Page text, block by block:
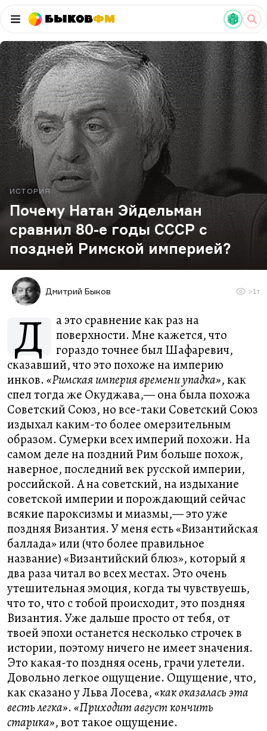
БыковФМ
ИСТОРИЯ
Почему Натан Эйдельман
сравнил 80-е годы СССР с
поздней Римской империей?
Дмитрий Быков >1т
Д
а это сравнение как раз на
поверхности. Мне кажется, что
гораздо точнее был Шафаревич,
сказавший, что это похоже на империю
инков.«Римская империя времени упадка», как
спел тогда же Окуджава,— она была похожа
Советский Союз, но все-таки Советский Союз
издыхал каким-то более омерзительным
образом. Сумерки всех империй похожи. На
самом деле на поздний Рим больше похож,
наверное, последний век русской империи,
российской. А на советский, на издыхание
советской империи и порождающий сейчас
всякие пароксизмы и миазмы,— это уже
поздняя Византия. У меня есть «Византийская
баллада» или (что более правильное
название) «Византийский блюз», который я
два раза читал во всех местах. Это очень
утешительная эмоция, когда ты чувствуешь,
что то, что с тобой происходит, это поздняя
Византия. Уже дальше просто от тебя, от
твоей эпохи останется несколько строчек в
истории, поэтому ничего не имеет значения.
Это какая-то поздняя осень, грачи улетели.
Довольно легкое ощущение. Ощущение, что,
как сказано у Льва Лосева,«как оказалась эта
весть легка».«Приходит август кончить
старика», вот такое ощущение.